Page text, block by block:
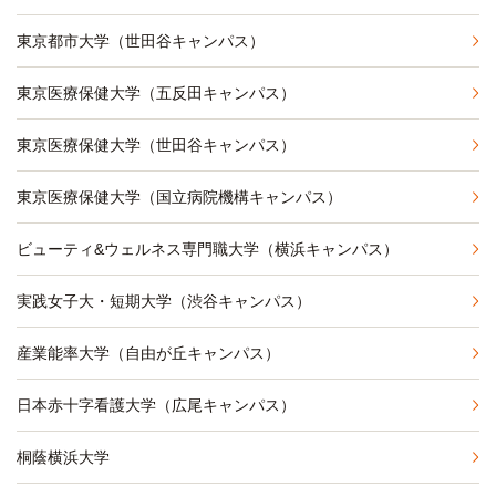
東京都市大学（世田谷キャンパス）
東京医療保健大学（五反田キャンパス）
東京医療保健大学（世田谷キャンパス）
東京医療保健大学（国立病院機構キャンパス）
ビューティ&ウェルネス専門職大学（横浜キャンパス）
実践女子大・短期大学（渋谷キャンパス）
産業能率大学（自由が丘キャンパス）
日本赤十字看護大学（広尾キャンパス）
桐蔭横浜大学